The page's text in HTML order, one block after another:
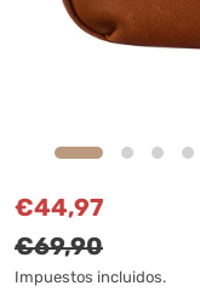
Precio de venta
€44,97
€69,90
Impuestos incluidos.